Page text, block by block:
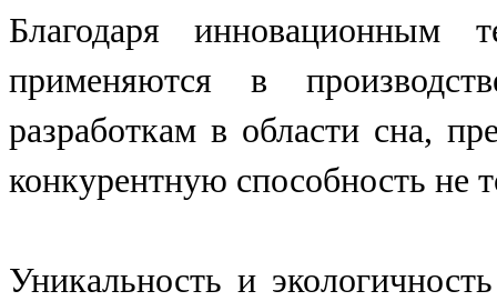
Благодаря инновационным
применяются в
разработкам в области сна,
конкурентную способность не
Уникальность и